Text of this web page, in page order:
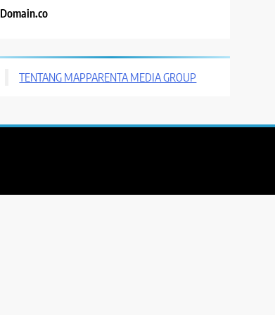
Domain.co
TENTANG MAPPARENTA MEDIA GROUP